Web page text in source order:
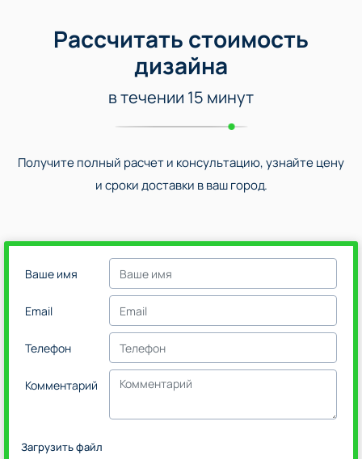
Рассчитать стоимость
дизайна
в течении 15 минут
Получите полный расчет и консультацию, узнайте цену
и сроки доставки в ваш город.
Ваше имя
Email
Телефон
Комментарий
Загрузить файл